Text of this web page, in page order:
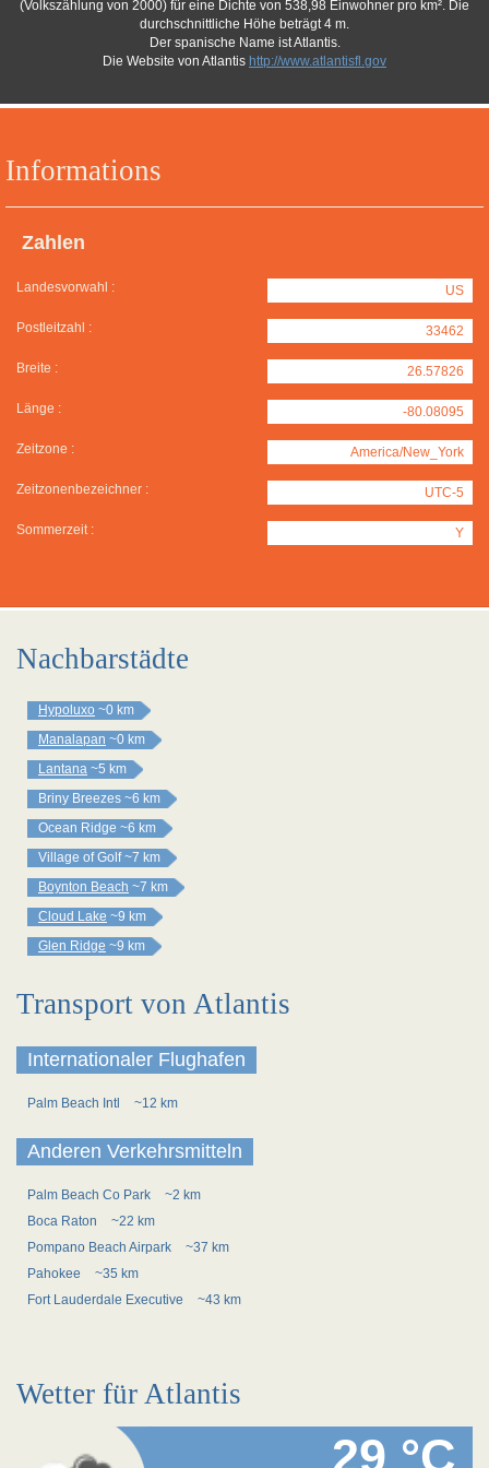
Informations
Zahlen
Landesvorwahl : US
Postleitzahl : 33462
Breite : 26.57826
Länge : -80.08095
Zeitzone : America/New_York
Zeitzonenbezeichner : UTC-5
Sommerzeit : Y
(Volkszählung von 2000) für eine Dichte von 538,98 Einwohner pro km². Die
durchschnittliche Höhe beträgt 4 m.
Der spanische Name ist Atlantis.
Die Website von Atlantis http://www.atlantisfl.gov
Nachbarstädte
Hypoluxo ~0 km
Manalapan ~0 km
Lantana ~5 km
Briny Breezes ~6 km
Ocean Ridge ~6 km
Village of Golf ~7 km
Boynton Beach ~7 km
Cloud Lake ~9 km
Glen Ridge ~9 km
Transport von Atlantis
Internationaler Flughafen
Palm Beach Intl ~12 km
Anderen Verkehrsmitteln
Palm Beach Co Park
~2 km
Boca Raton
~22 km
Pompano Beach Airpark
~37 km
Pahokee
~35 km
Fort Lauderdale Executive
~43 km
Wetter für Atlantis
29 °C